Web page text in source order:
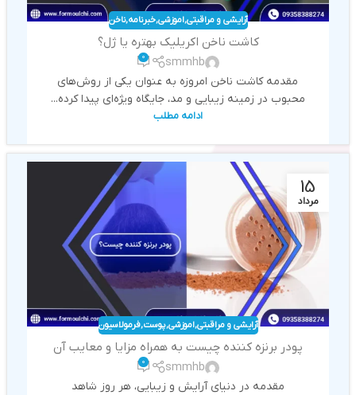
آرایشی و مراقبتی,اموزشی,خبرنامه,ناخن
کاشت ناخن اکریلیک بهتره یا ژل؟
smmhb
0
مقدمه کاشت ناخن امروزه به عنوان یکی از روش‌های
محبوب در زمینه زیبایی و مد، جایگاه ویژه‌ای پیدا کرده...
ادامه مطلب
15
مرداد
آرایشی و مراقبتی,اموزشی,پوست,فرمولاسیون
پودر برنزه کننده چیست به همراه مزایا و معایب آن
smmhb
0
مقدمه در دنیای آرایش و زیبایی، هر روز شاهد